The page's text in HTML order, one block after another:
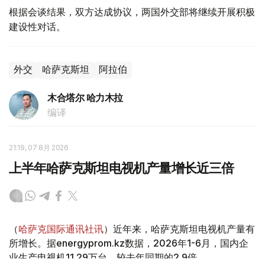
根据会谈结果，双方达成协议，两国外交部将继续开展积极
建设性对话。
外交 哈萨克斯坦 阿拉伯
木合塔尔 哈力木拉
编译
21:19, 07 8月 2026
上半年哈萨克斯坦电视机产量增长近三倍
（哈萨克国际通讯社讯）近年来，哈萨克斯坦电视机产量有
所增长。据energyprom.kz数据，2026年1-6月，国内企
业生产电视机11.29万台，较去年同期的2.9倍。